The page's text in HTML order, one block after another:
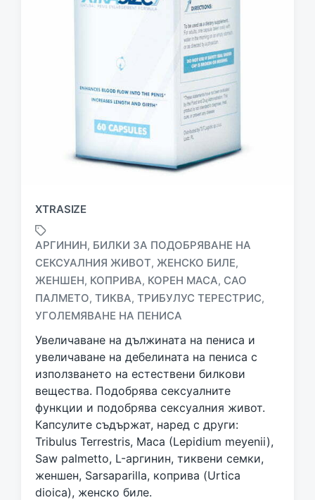
XTRASIZE
T
a
g
e
d
w
h
АРГИНИН, БИЛКИ ЗА ПОДОБРЯВАНЕ НА
СЕКСУАЛНИЯ ЖИВОТ, ЖЕНСКО БИЛЕ,
ЖЕНШЕН, КОПРИВА, КОРЕН MACA, САО
ПАЛМЕТО, ТИКВА, ТРИБУЛУС ТЕРЕСТРИС,
УГОЛЕМЯВАНЕ НА ПЕНИСА
Увеличаване на дължината на пениса и
увеличаване на дебелината на пениса с
използването на естествени билкови
вещества. Подобрява сексуалните
функции и подобрява сексуалния живот.
Капсулите съдържат, наред с други:
Tribulus Terrestris, Maca (Lepidium meyenii),
Saw palmetto, L-аргинин, тиквени семки,
женшен, Sarsaparilla, коприва (Urtica
dioica), женско биле.